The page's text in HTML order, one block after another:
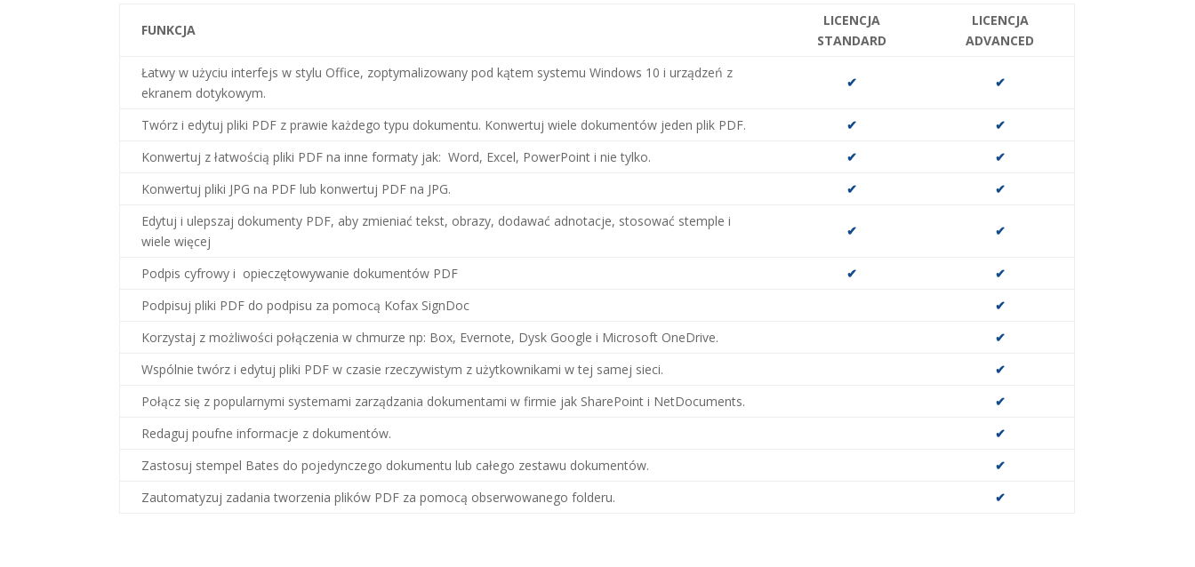
FUNKCJA
LICENCJA
STANDARD
LICENCJA
ADVANCED
Łatwy w użyciu interfejs w stylu Office, zoptymalizowany pod kątem systemu Windows 10 i urządzeń z
ekranem dotykowym.
✔ ✔
Twórz i edytuj pliki PDF z prawie każdego typu dokumentu. Konwertuj wiele dokumentów jeden plik PDF. ✔
✔
Konwertuj z łatwością pliki PDF na inne formaty jak: Word, Excel, PowerPoint i nie tylko.
✔
✔
Konwertuj pliki JPG na PDF lub konwertuj PDF na JPG.
✔
✔
Edytuj i ulepszaj dokumenty PDF, aby zmieniać tekst, obrazy, dodawać adnotacje, stosować stemple i
wiele więcej
✔ ✔
Podpis cyfrowy i opieczętowywanie dokumentów PDF ✔
✔
Podpisuj pliki PDF do podpisu za pomocą Kofax SignDoc
✔
Korzystaj z możliwości połączenia w chmurze np: Box, Evernote, Dysk Google i Microsoft OneDrive.
✔
Wspólnie twórz i edytuj pliki PDF w czasie rzeczywistym z użytkownikami w tej samej sieci.
✔
Połącz się z popularnymi systemami zarządzania dokumentami w firmie jak SharePoint i NetDocuments.
✔
Redaguj poufne informacje z dokumentów.
✔
Zastosuj stempel Bates do pojedynczego dokumentu lub całego zestawu dokumentów.
✔
Zautomatyzuj zadania tworzenia plików PDF za pomocą obserwowanego folderu.
✔